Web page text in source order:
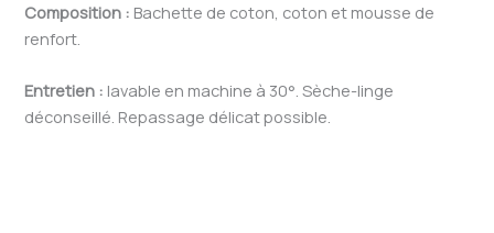
Composition : Bachette de coton, coton et mousse de
renfort.
Entretien : lavable en machine à 30°. Sèche-linge
déconseillé. Repassage délicat possible.